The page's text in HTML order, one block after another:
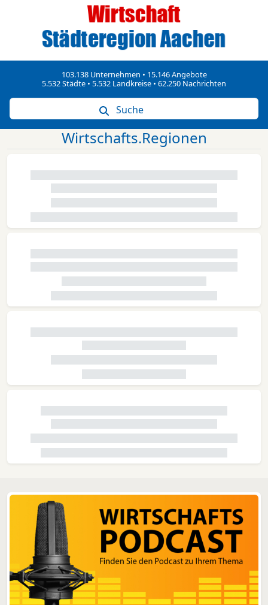
103.138 Unternehmen • 15.146 Angebote
5.532 Städte • 5.532 Landkreise • 62.250 Nachrichten
Suche
Wirtschafts.Regionen